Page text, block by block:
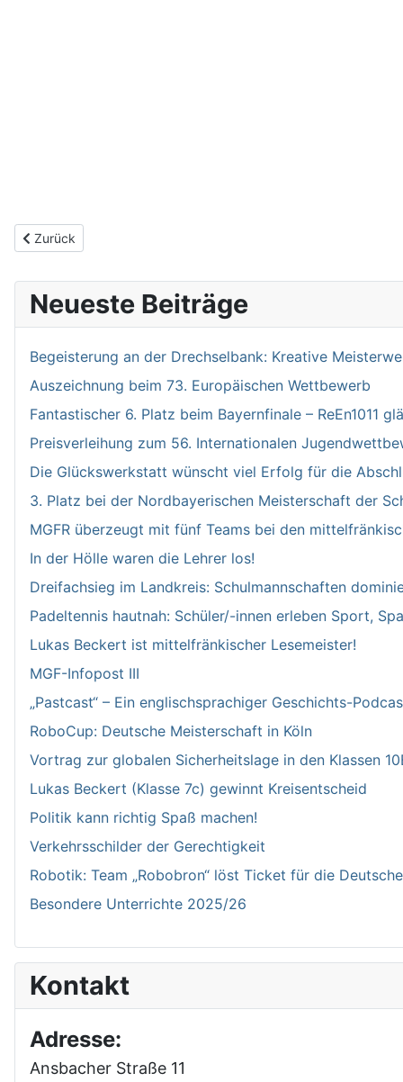
Vorheriger Beitrag: Weihnachtskonzert am 12.12.2024 um 19 Uhr
Zurück
Neueste Beiträge
Begeisterung an der Drechselbank: Kreative
Auszeichnung beim 73. Europäischen Wettbewerb
Fantastischer 6. Platz beim Bayernfinale – ReEn1011
Preisverleihung zum 56. Internationalen
Die Glückswerkstatt wünscht viel Erfolg für die
3. Platz bei der Nordbayerischen Meisterschaft der
MGFR überzeugt mit fünf Teams bei den
In der Hölle waren die Lehrer los!
Dreifachsieg im Landkreis: Schulmannschaften
Padeltennis hautnah: Schüler/-innen erleben Sport,
Lukas Beckert ist mittelfränkischer Lesemeister!
MGF-Infopost III
„Pastcast“ – Ein englischsprachiger Geschichts-
RoboCup: Deutsche Meisterschaft in Köln
Vortrag zur globalen Sicherheitslage in den Klassen
Lukas Beckert (Klasse 7c) gewinnt Kreisentscheid
Politik kann richtig Spaß machen!
Verkehrsschilder der Gerechtigkeit
Robotik: Team „Robobron“ löst Ticket für die
Besondere Unterrichte 2025/26
Kontakt
Adresse:
Ansbacher Straße 11